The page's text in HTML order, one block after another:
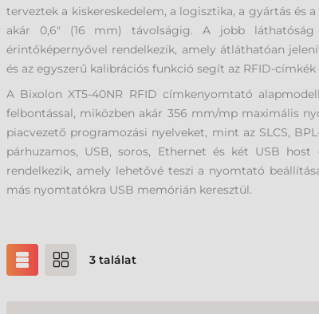
terveztek a kiskereskedelem, a logisztika, a gyártás és
akár 0,6" (16 mm) távolságig. A jobb láthatóság
érintőképernyővel rendelkezik, amely átláthatóan
és az egyszerű kalibrációs funkció segít az RFID-
A Bixolon XT5-40NR RFID címkenyomtató
felbontással, miközben akár 356 mm/mp maximális
piacvezető programozási nyelveket, mint az SLCS,
párhuzamos, USB, soros, Ethernet és két USB
rendelkezik, amely lehetővé teszi a nyomtató
más nyomtatókra USB memórián keresztül.
3 találat